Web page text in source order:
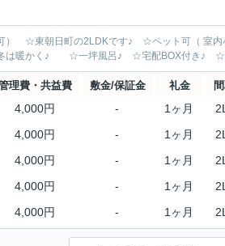
） ☆東朝日町の2LDKです♪ ☆ペット可（ 室内
冬は暖かく♪ ☆一坪風呂♪ ☆宅配BOX付き♪ ☆
理費・共益費 敷金/保証金 礼金
4,000円 - 1ヶ月
4,000円 - 1ヶ月
4,000円 - 1ヶ月
4,000円 - 1ヶ月
4,000円 - 1ヶ月